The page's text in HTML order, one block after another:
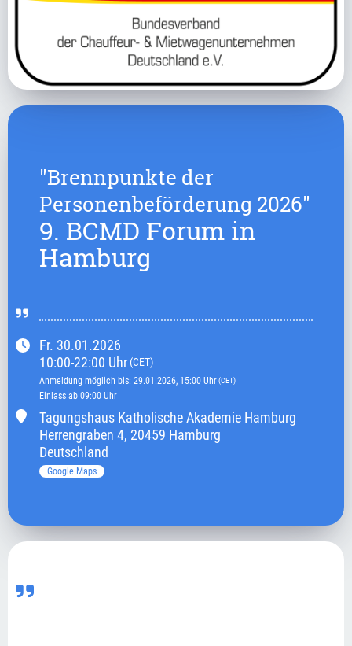
9. BCMD Forum in
Hamburg
"Brennpunkte der
Personenbeförderung 2026"
Fr. 30.01.2026
10:00-22:00 Uhr (CET)
Anmeldung möglich bis: 29.01.2026, 15:00 Uhr(CET)
Einlass ab 09:00 Uhr
Tagungshaus Katholische Akademie Hamburg
Herrengraben 4, 20459 Hamburg
Deutschland
Google Maps